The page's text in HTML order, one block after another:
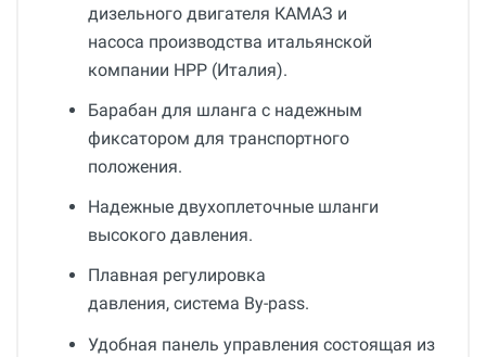
дизельного двигателя КАМАЗ и
насоса производства итальянской
компании HPP (Италия).
Барабан для шланга с надежным
фиксатором для транспортного
положения.
Надежные двухоплеточные шланги
высокого давления.
Плавная регулировка
давления, система By-pass.
Удобная панель управления состоящая из